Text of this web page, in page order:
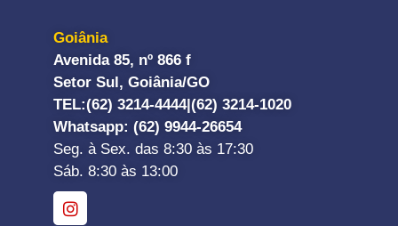
Goiânia
Avenida 85, nº 866 f
Setor Sul, Goiânia/GO
TEL:(62) 3214-4444| (62) 3214-1020
Whatsapp: (62) 9944-26654
Seg. à Sex. das 8:30 às 17:30
Sáb. 8:30 às 13:00